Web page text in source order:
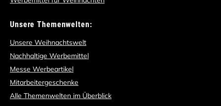
Unsere Themenwelten:
Unsere Weihnachtswelt
Nachhaltige Werbemittel
Messe Werbeartikel
Mitarbeitergeschenke
Alle Themenwelten im Überblick